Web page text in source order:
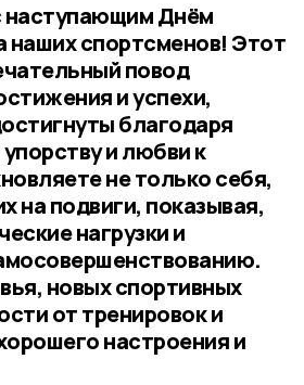
наступающим Днём
наших спортсменов! Этот
повод
и успехи,
благодаря
и любви к
не только себя,
на подвиги, показывая,
нагрузки и
новых спортивных
от тренировок и
настроения и